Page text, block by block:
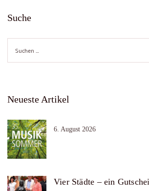
Suche
nach:
Neueste Artikel
6. August 2026
Vier Städte – ein